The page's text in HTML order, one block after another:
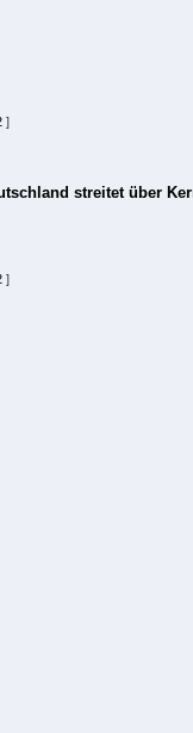
]
streitet über
]